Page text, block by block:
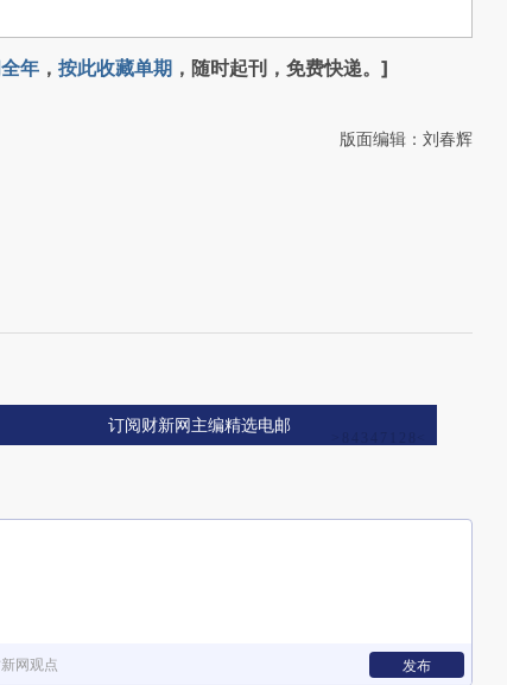
年 ， 按此收藏单期 ，随时起刊，免费快递。]
版面编辑：刘春辉
订阅财新网主编精选电邮
网观点 发布